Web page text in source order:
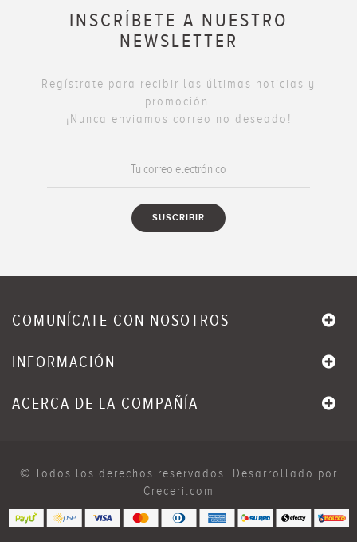
INSCRÍBETE A NUESTRO
NEWSLETTER
Regístrate para recibir las últimas noticias y
promoción.
¡Nunca enviamos correo no deseado!
COMUNÍCATE CON NOSOTROS
INFORMACIÓN
ACERCA DE LA COMPAÑÍA
© Todos los derechos reservados. Desarrollado por
Creceri.com